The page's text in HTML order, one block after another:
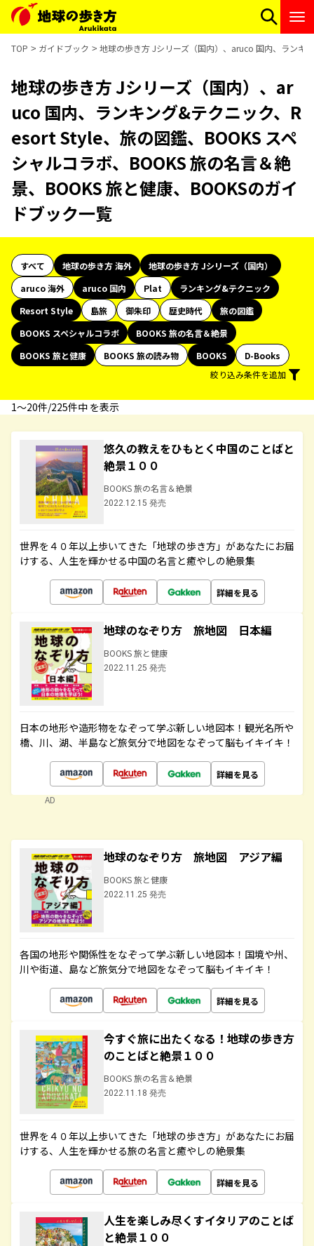
TOP ガイドブック 地球の歩き方 Jシリーズ（国内）、aruco 国内、ランキ
地球の歩き方 Jシリーズ（国内）、ar
uco 国内、ランキング&テクニック、R
esort Style、旅の図鑑、BOOKS スペ
シャルコラボ、BOOKS 旅の名言＆絶
景、BOOKS 旅と健康、BOOKSのガイ
ドブック一覧
すべて 地球の歩き方 海外
地球の歩き方 Jシリーズ（国内）
aruco 海外
aruco 国内 Plat
ランキング&テクニック
Resort Style
島旅 御朱印 歴史時代
旅の図鑑
BOOKS スペシャルコラボ
BOOKS 旅の名言＆絶景
BOOKS 旅と健康
BOOKS 旅の読み物 BOOKS
D-Books
絞り込み条件を追加
1〜20件/225件中 を表示
悠久の教えをひもとく中国のことばと
絶景１００
BOOKS 旅の名言＆絶景
2022.12.15 発売
世界を４０年以上歩いてきた「地球の歩き方」があなたにお届
けする、人生を輝かせる中国の名言と癒やしの絶景集
詳細を見る
地球のなぞり方 旅地図 日本編
BOOKS 旅と健康
2022.11.25 発売
日本の地形や造形物をなぞって学ぶ新しい地図本！観光名所や
橋、川、湖、半島など旅気分で地図をなぞって脳もイキイキ！
詳細を見る
AD
地球のなぞり方 旅地図 アジア編
BOOKS 旅と健康
2022.11.25 発売
各国の地形や関係性をなぞって学ぶ新しい地図本！国境や州、
川や街道、島など旅気分で地図をなぞって脳もイキイキ！
詳細を見る
今すぐ旅に出たくなる！地球の歩き方
のことばと絶景１００
BOOKS 旅の名言＆絶景
2022.11.18 発売
世界を４０年以上歩いてきた「地球の歩き方」があなたにお届
けする、人生を輝かせる旅の名言と癒やしの絶景集
詳細を見る
人生を楽しみ尽くすイタリアのことば
と絶景１００